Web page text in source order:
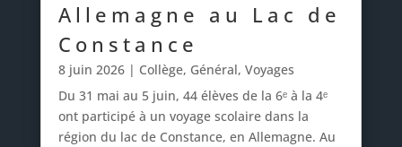
Allemagne au Lac de
Constance
8 juin 2026| Collège, Général, Voyages
Du 31 mai au 5 juin, 44 élèves de la 6ᵉ à la 4ᵉ
ont participé à un voyage scolaire dans la
région du lac de Constance, en Allemagne. Au